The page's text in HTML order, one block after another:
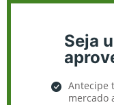
Seja
Antecipe
mercado